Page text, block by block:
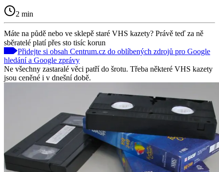
2 min
Máte na půdě nebo ve sklepě staré VHS kazety? Právě teď za ně
sběratelé platí přes sto tisíc korun
Přidejte si obsah Centrum.cz do oblíbených zdrojů pro Google
hledání a Google zprávy
Ne všechny zastaralé věci patří do šrotu. Třeba některé VHS kazety
jsou ceněné i v dnešní době.